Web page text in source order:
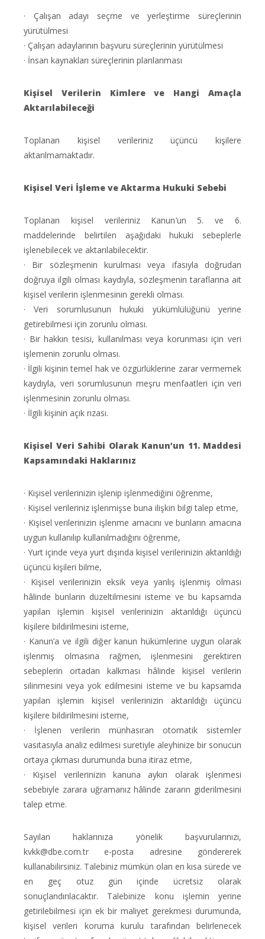
· Çalışan adayı seçme ve yerleştirme süreçlerinin
yürütülmesi
· Çalışan adaylarının başvuru süreçlerinin yürütülmesi
· İnsan kaynakları süreçlerinin planlanması
Kişisel Verilerin Kimlere ve Hangi Amaçla
Aktarılabileceği
Toplanan kişisel verileriniz üçüncü kişilere
aktarılmamaktadır.
Kişisel Veri İşleme ve Aktarma Hukuki Sebebi
Toplanan kişisel verileriniz Kanun’un 5. ve 6.
maddelerinde belirtilen aşağıdaki hukuki sebeplerle
işlenebilecek ve aktarılabilecektir.
· Bir sözleşmenin kurulması veya ifasıyla doğrudan
doğruya ilgili olması kaydıyla, sözleşmenin taraflarına ait
kişisel verilerin işlenmesinin gerekli olması.
· Veri sorumlusunun hukuki yükümlülüğünü yerine
getirebilmesi için zorunlu olması.
· Bir hakkın tesisi, kullanılması veya korunması için veri
işlemenin zorunlu olması.
· İlgili kişinin temel hak ve özgürlüklerine zarar vermemek
kaydıyla, veri sorumlusunun meşru menfaatleri için veri
işlenmesinin zorunlu olması.
· İlgili kişinin açık rızası.
Kişisel Veri Sahibi Olarak Kanun’un 11. Maddesi
Kapsamındaki Haklarınız
· Kişisel verilerinizin işlenip işlenmediğini öğrenme,
· Kişisel verileriniz işlenmişse buna ilişkin bilgi talep etme,
· Kişisel verilerinizin işlenme amacını ve bunların amacına
uygun kullanılıp kullanılmadığını öğrenme,
· Yurt içinde veya yurt dışında kişisel verilerinizin aktarıldığı
üçüncü kişileri bilme,
· Kişisel verilerinizin eksik veya yanlış işlenmiş olması
hâlinde bunların düzeltilmesini isteme ve bu kapsamda
yapılan işlemin kişisel verilerinizin aktarıldığı üçüncü
kişilere bildirilmesini isteme,
· Kanun’a ve ilgili diğer kanun hükümlerine uygun olarak
işlenmiş olmasına rağmen, işlenmesini gerektiren
sebeplerin ortadan kalkması hâlinde kişisel verilerin
silinmesini veya yok edilmesini isteme ve bu kapsamda
yapılan işlemin kişisel verilerinizin aktarıldığı üçüncü
kişilere bildirilmesini isteme,
· İşlenen verilerin münhasıran otomatik sistemler
vasıtasıyla analiz edilmesi suretiyle aleyhinize bir sonucun
ortaya çıkması durumunda buna itiraz etme,
· Kişisel verilerinizin kanuna aykırı olarak işlenmesi
sebebiyle zarara uğramanız hâlinde zararın giderilmesini
talep etme.
Sayılan haklarınıza yönelik başvurularınızı,
kvkk@dbe.com.tr e-posta adresine göndererek
kullanabilirsiniz. Talebiniz mümkün olan en kısa sürede ve
en geç otuz gün içinde ücretsiz olarak
sonuçlandırılacaktır. Talebinize konu işlemin yerine
getirilebilmesi için ek bir maliyet gerekmesi durumunda,
kişisel verileri koruma kurulu tarafından belirlenecek